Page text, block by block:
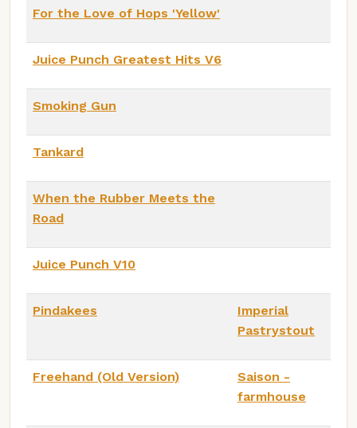
For the Love of Hops 'Yellow'
Juice Punch Greatest Hits V6
Smoking Gun
Tankard
When the Rubber Meets the
Road
Juice Punch V10
Pindakees
Imperial
Pastrystout
Freehand (Old Version)
Saison -
farmhouse